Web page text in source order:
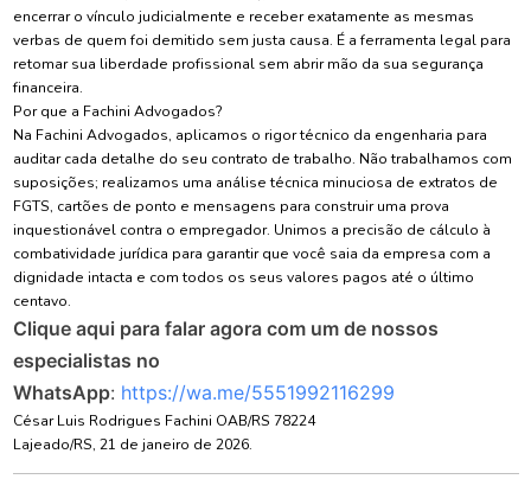
encerrar o vínculo judicialmente e receber exatamente as mesmas
verbas de quem foi demitido sem justa causa. É a ferramenta legal para
retomar sua liberdade profissional sem abrir mão da sua segurança
financeira.
Por que a Fachini Advogados?
Na Fachini Advogados, aplicamos o rigor técnico da engenharia para
auditar cada detalhe do seu contrato de trabalho. Não trabalhamos com
suposições; realizamos uma análise técnica minuciosa de extratos de
FGTS, cartões de ponto e mensagens para construir uma prova
inquestionável contra o empregador. Unimos a precisão de cálculo à
combatividade jurídica para garantir que você saia da empresa com a
dignidade intacta e com todos os seus valores pagos até o último
centavo.
Clique aqui para falar agora com um de nossos
especialistas no
WhatsApp: https://wa.me/5551992116299
César Luis Rodrigues Fachini OAB/RS 78224
Lajeado/RS, 21 de janeiro de 2026.